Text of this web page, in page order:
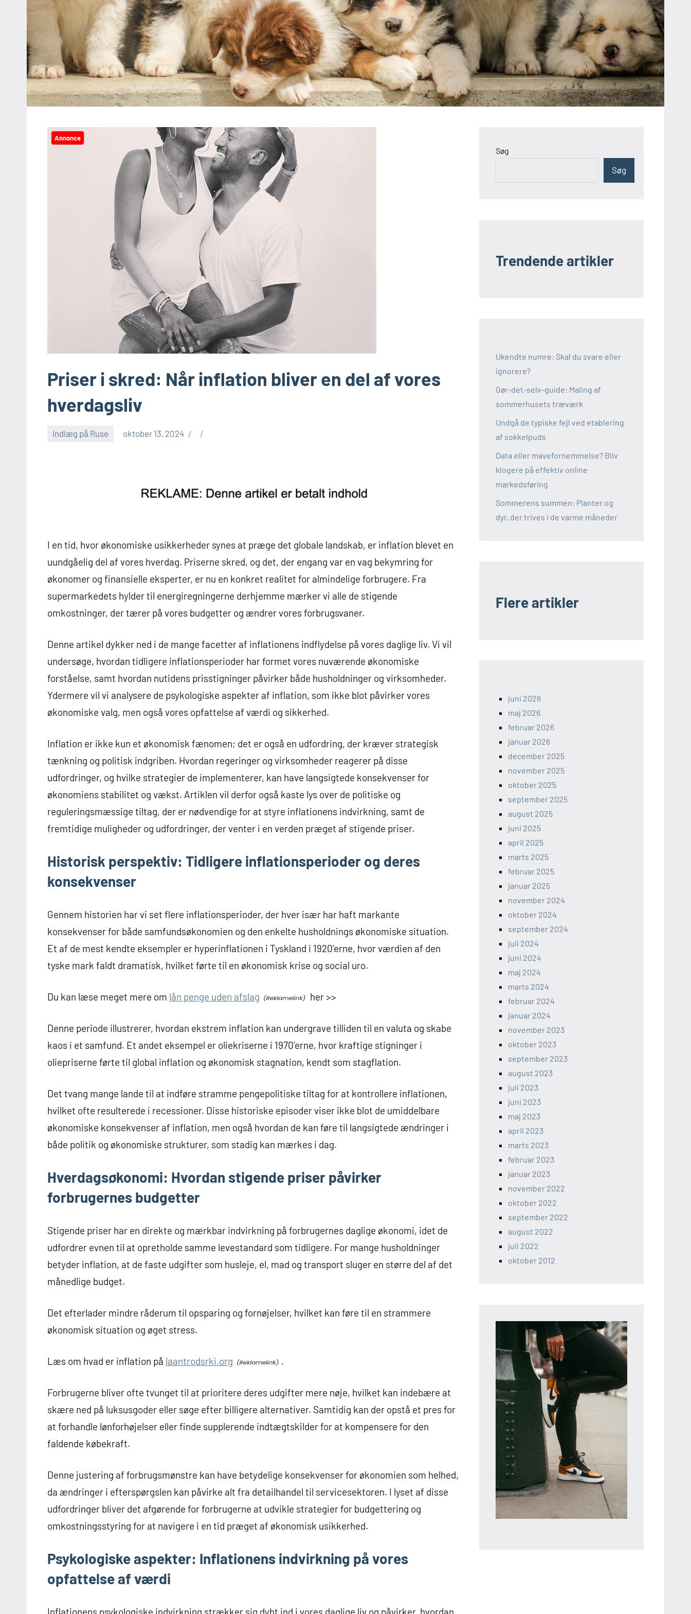
Annonce
Priser i skred: Når inflation bliver en del af vores
hverdagsliv
Indlæg på Ruse oktober 13, 2024
I en tid, hvor økonomiske usikkerheder synes at præge det globale landskab, er inflation blevet en
uundgåelig del af vores hverdag. Priserne skred, og det, der engang var en vag bekymring for
økonomer og finansielle eksperter, er nu en konkret realitet for almindelige forbrugere. Fra
supermarkedets hylder til energiregningerne derhjemme mærker vi alle de stigende
omkostninger, der tærer på vores budgetter og ændrer vores forbrugsvaner.
Denne artikel dykker ned i de mange facetter af inflationens indflydelse på vores daglige liv. Vi vil
undersøge, hvordan tidligere inflationsperioder har formet vores nuværende økonomiske
forståelse, samt hvordan nutidens prisstigninger påvirker både husholdninger og virksomheder.
Ydermere vil vi analysere de psykologiske aspekter af inflation, som ikke blot påvirker vores
økonomiske valg, men også vores opfattelse af værdi og sikkerhed.
Inflation er ikke kun et økonomisk fænomen; det er også en udfordring, der kræver strategisk
tænkning og politisk indgriben. Hvordan regeringer og virksomheder reagerer på disse
udfordringer, og hvilke strategier de implementerer, kan have langsigtede konsekvenser for
økonomiens stabilitet og vækst. Artiklen vil derfor også kaste lys over de politiske og
reguleringsmæssige tiltag, der er nødvendige for at styre inflationens indvirkning, samt de
fremtidige muligheder og udfordringer, der venter i en verden præget af stigende priser.
Historisk perspektiv: Tidligere inflationsperioder og deres
konsekvenser
Gennem historien har vi set flere inflationsperioder, der hver især har haft markante
konsekvenser for både samfundsøkonomien og den enkelte husholdnings økonomiske situation.
Et af de mest kendte eksempler er hyperinflationen i Tyskland i 1920’erne, hvor værdien af den
tyske mark faldt dramatisk, hvilket førte til en økonomisk krise og social uro.
Du kan læse meget mere om lån penge uden afslag her >>
Denne periode illustrerer, hvordan ekstrem inflation kan undergrave tilliden til en valuta og skabe
kaos i et samfund. Et andet eksempel er oliekriserne i 1970’erne, hvor kraftige stigninger i
oliepriserne førte til global inflation og økonomisk stagnation, kendt som stagflation.
Det tvang mange lande til at indføre stramme pengepolitiske tiltag for at kontrollere inflationen,
hvilket ofte resulterede i recessioner. Disse historiske episoder viser ikke blot de umiddelbare
økonomiske konsekvenser af inflation, men også hvordan de kan føre til langsigtede ændringer i
både politik og økonomiske strukturer, som stadig kan mærkes i dag.
Hverdagsøkonomi: Hvordan stigende priser påvirker
forbrugernes budgetter
Stigende priser har en direkte og mærkbar indvirkning på forbrugernes daglige økonomi, idet de
udfordrer evnen til at opretholde samme levestandard som tidligere. For mange husholdninger
betyder inflation, at de faste udgifter som husleje, el, mad og transport sluger en større del af det
månedlige budget.
Det efterlader mindre råderum til opsparing og fornøjelser, hvilket kan føre til en strammere
økonomisk situation og øget stress.
Læs om hvad er inflation på laantrodsrki.org .
Forbrugerne bliver ofte tvunget til at prioritere deres udgifter mere nøje, hvilket kan indebære at
skære ned på luksusgoder eller søge efter billigere alternativer. Samtidig kan der opstå et pres for
at forhandle lønforhøjelser eller finde supplerende indtægtskilder for at kompensere for den
faldende købekraft.
Denne justering af forbrugsmønstre kan have betydelige konsekvenser for økonomien som helhed,
da ændringer i efterspørgslen kan påvirke alt fra detailhandel til servicesektoren. I lyset af disse
udfordringer bliver det afgørende for forbrugerne at udvikle strategier for budgettering og
omkostningsstyring for at navigere i en tid præget af økonomisk usikkerhed.
Psykologiske aspekter: Inflationens indvirkning på vores
opfattelse af værdi
Søg
Søg
Trendende artikler
Ukendte numre: Skal du svare eller
ignorere?
Gør-det-selv-guide: Maling af
sommerhusets træværk
Undgå de typiske fejl ved etablering
af sokkelpuds
Data eller mavefornemmelse? Bliv
klogere på effektiv online
markedsføring
Sommerens summen: Planter og
dyr, der trives i de varme måneder
Flere artikler
juni 2026
maj 2026
februar 2026
januar 2026
december 2025
november 2025
oktober 2025
september 2025
august 2025
juni 2025
april 2025
marts 2025
februar 2025
januar 2025
november 2024
oktober 2024
september 2024
juli 2024
juni 2024
maj 2024
marts 2024
februar 2024
januar 2024
november 2023
oktober 2023
september 2023
august 2023
juli 2023
juni 2023
maj 2023
april 2023
marts 2023
februar 2023
januar 2023
november 2022
oktober 2022
september 2022
august 2022
juli 2022
oktober 2012